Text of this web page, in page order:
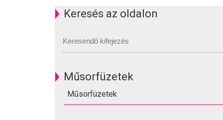
Keresés az oldalon
Műsorfüzetek
Műsorfüzetek